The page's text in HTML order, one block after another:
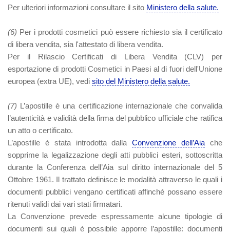
Per ulteriori informazioni consultare il sito Ministero della salute.
(6) Per i prodotti cosmetici può essere richiesto sia il certificato
di libera vendita, sia l'attestato di libera vendita.
Per il Rilascio Certificati di Libera Vendita (CLV) per
esportazione di prodotti Cosmetici in Paesi al di fuori dell'Unione
europea (extra UE), vedi sito del Ministero della salute.
(7) L’apostille è una certificazione internazionaleche convalida
l’autenticità e validità della firma del pubblico ufficiale che ratifica
un atto o certificato.
L’apostille è stata introdotta dallaConvenzione dell’Aia che
sopprime la legalizzazione degli atti pubblici esteri, sottoscritta
durante la Conferenza dell’Aia sul diritto internazionale del 5
Ottobre 1961. Il trattato definisce le modalità attraverso le quali i
documenti pubblici vengano certificati affinché possano essere
ritenuti validi dai vari stati firmatari.
La Convenzione prevede espressamente alcune tipologie di
documenti sui quali è possibile apporre l’apostille: documenti